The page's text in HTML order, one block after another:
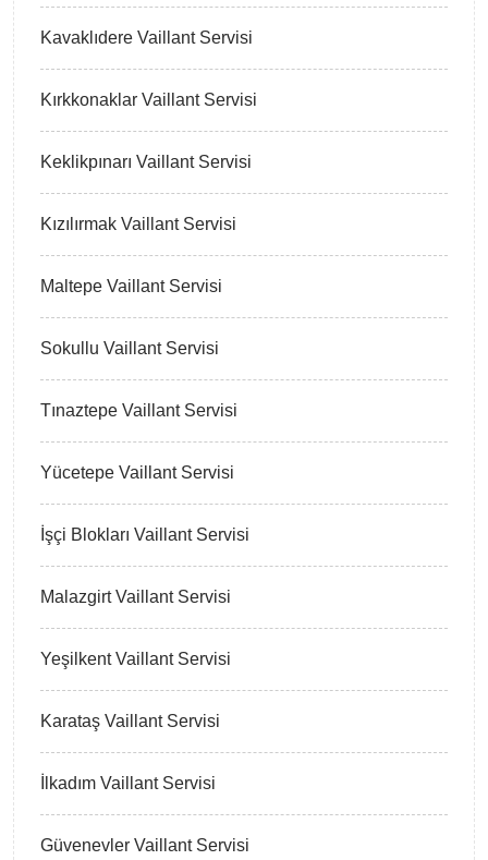
Kavaklıdere Vaillant Servisi
Kırkkonaklar Vaillant Servisi
Keklikpınarı Vaillant Servisi
Kızılırmak Vaillant Servisi
Maltepe Vaillant Servisi
Sokullu Vaillant Servisi
Tınaztepe Vaillant Servisi
Yücetepe Vaillant Servisi
İşçi Blokları Vaillant Servisi
Malazgirt Vaillant Servisi
Yeşilkent Vaillant Servisi
Karataş Vaillant Servisi
İlkadım Vaillant Servisi
Güvenevler Vaillant Servisi